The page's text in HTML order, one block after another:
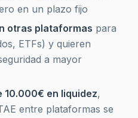
en un plazo fijo
otras plataformas para
ETFs) y quieren
a mayor
10.000€ en liquidez,
entre plataformas se